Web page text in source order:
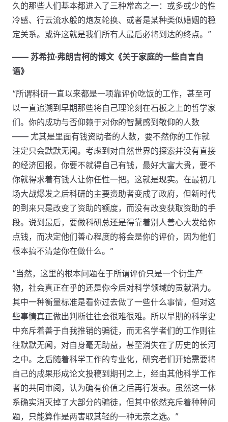
久的那些人们基本都进入了三种常态之一：或多或少的性
冷感、行云流水般的炮友轮换、或者是某种类似婚姻的稳
定关系。或许这就是我们所有人最后必将到达的终点。”
—— 苏希拉·弗朗吉柯的博文《关于家庭的一些自言自
语》
“所谓科研一直以来都是一项靠评价吃饭的工作，甚至可
以一直追溯到早期那些将自己理论刻在石板之上的哲学家
们。你的成功与否仰赖于对你的智慧感到敬仰的人数
—— 尤其是里面有钱资助者的人数，要不然你的工作就
注定只会默默无闻。考虑到对自然世界的探索并没有直接
的经济回报，你要不就得自己有钱，最好大富大贵，要不
你就得求着有钱人让你任性一把。这就是现实。在最初几
场大战爆发之后科研的主要资助者变成了政府，但新时代
的到来只是改变了资助的额度，而没有改变获取资助的手
段。说到最后，要做科研总还是得靠着别人善心大发给你
点钱，而决定他们善心程度的将会是你的评价，因为他们
根本搞不清楚你在做什么。”
“当然，这里的根本问题在于所谓评价只是一个衍生产
物，社会真正在乎的还是你今后对科学领域的贡献潜力。
其中一种衡量标准是看你过去做了一些什么事情，但对这
些事情真正做出判断往往会很难很难。所以早期的科学史
中充斥着善于自我推销的骗徒，而无名学者们的工作则往
往默默无闻，对自身毫无助益，甚至消失在了历史的长河
之中。之后随着科学工作的专业化，研究者们开始需要将
自己的成果形成论文投稿到期刊之上，经由其他科学工作
者的共同审阅，认为确有价值之后再行发表。虽然这一体
系确实消灭掉了大部分的骗徒，但其中依然充斥着种种问
题，只能算作是两害取其轻的一种无奈之选。”